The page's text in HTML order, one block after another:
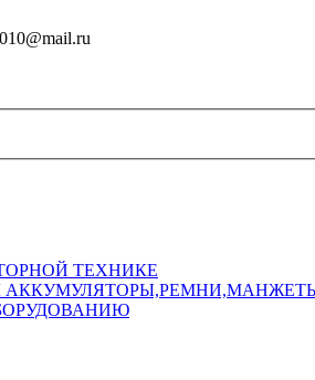
ТЕХНИКЕ